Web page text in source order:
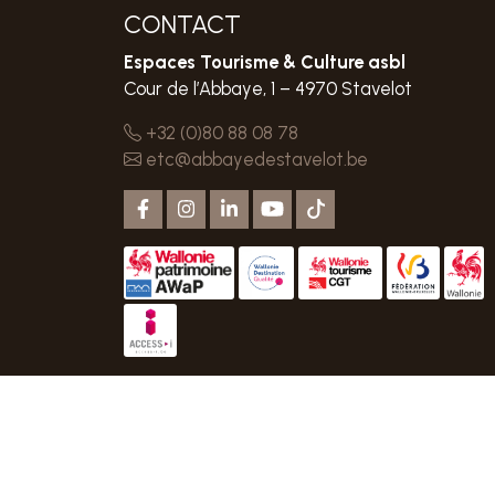
CONTACT
Espaces Tourisme & Culture asbl
Cour de l’Abbaye, 1 – 4970 Stavelot
+32 (0)80 88 08 78
etc@abbayedestavelot.be